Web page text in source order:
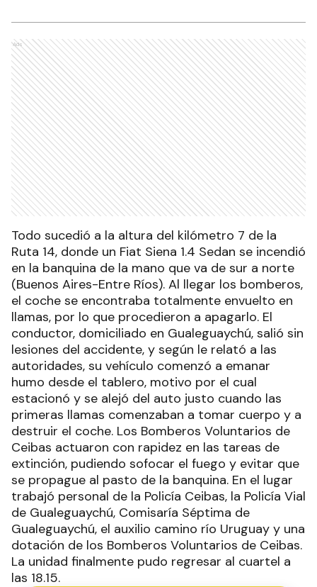
Ads
Todo sucedió a la altura del kilómetro 7 de la
Ruta 14, donde un Fiat Siena 1.4 Sedan se incendió
en la banquina de la mano que va de sur a norte
(Buenos Aires-Entre Ríos). Al llegar los bomberos,
el coche se encontraba totalmente envuelto en
llamas, por lo que procedieron a apagarlo. El
conductor, domiciliado en Gualeguaychú, salió sin
lesiones del accidente, y según le relató a las
autoridades, su vehículo comenzó a emanar
humo desde el tablero, motivo por el cual
estacionó y se alejó del auto justo cuando las
primeras llamas comenzaban a tomar cuerpo y a
destruir el coche. Los Bomberos Voluntarios de
Ceibas actuaron con rapidez en las tareas de
extinción, pudiendo sofocar el fuego y evitar que
se propague al pasto de la banquina. En el lugar
trabajó personal de la Policía Ceibas, la Policía Vial
de Gualeguaychú, Comisaría Séptima de
Gualeguaychú, el auxilio camino río Uruguay y una
dotación de los Bomberos Voluntarios de Ceibas.
La unidad finalmente pudo regresar al cuartel a
las 18.15.